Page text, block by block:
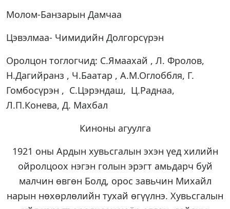
Молом-Банзарын Дамчаа
Цэвэлмаа- Чимидийн Долгорсүрэн
Оролцон тоглогчид: С.Ямаахай , Л. Фролов,
Н.Дагийранз , Ч.Баатар , А.М.Оглоббля, Г.
Гомбосүрэн , С.Цэрэндаш, Ц.Раднаа,
Л.П.Конева, Д. Махбал
Киноны агуулга
1921 оны Ардын хувьсгалын эхэн үед хилийн
ойролцоох нэгэн голын эрэгт амьдарч буй
малчин өвгөн Болд, орос завьчин Михайл
нарын нөхөрлөлийн тухай өгүүлнэ. Хувьсгалын